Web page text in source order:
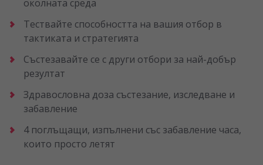
околната среда
Тествайте способността на вашия отбор в
тактиката и стратегията
Състезавайте се с други отбори за най-добър
резултат
Здравословна доза състезание, изследване и
забавление
4 поглъщащи, изпълнени със забавление часа,
които просто летят